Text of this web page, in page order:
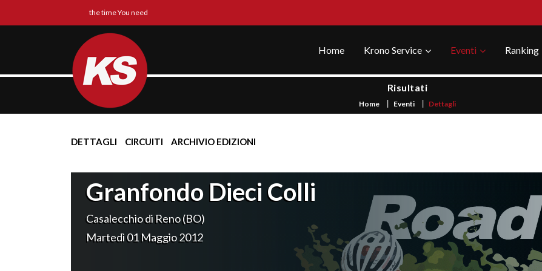
the time You need
Home Krono Service Eventi Ranking
Risultati
Home Eventi Dettagli
DETTAGLI CIRCUITI ARCHIVIO EDIZIONI
Granfondo Dieci Colli
Casalecchio di Reno (BO)
Martedì 01 Maggio 2012